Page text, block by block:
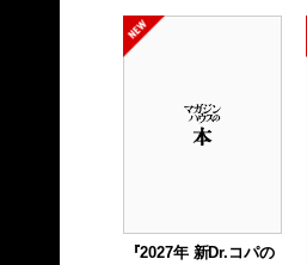
『2027年 新Dr.コパの